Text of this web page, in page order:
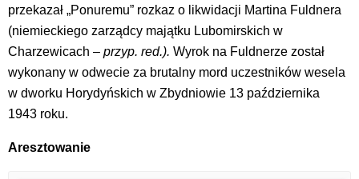
przekazał „Ponuremu” rozkaz o likwidacji Martina Fuldnera
(niemieckiego zarządcy majątku Lubomirskich w
Charzewicach – przyp. red.). Wyrok na Fuldnerze został
wykonany w odwecie za brutalny mord uczestników wesela
w dworku Horydyńskich w Zbydniowie 13 października
1943 roku.
Aresztowanie